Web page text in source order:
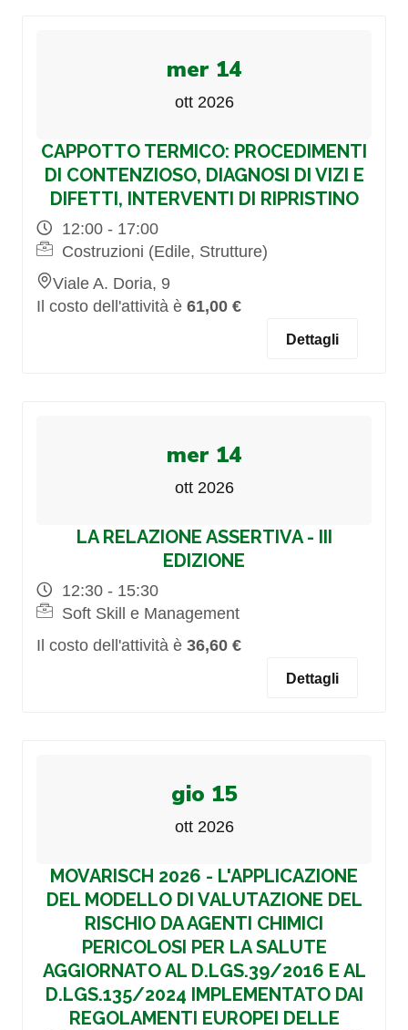
mer 14
ott 2026
CAPPOTTO TERMICO: PROCEDIMENTI
DI CONTENZIOSO, DIAGNOSI DI VIZI E
DIFETTI, INTERVENTI DI RIPRISTINO
12:00 - 17:00
Costruzioni (Edile, Strutture)
Viale A. Doria, 9
Il costo dell'attività è 61,00 €
Dettagli
mer 14
ott 2026
LA RELAZIONE ASSERTIVA - III
EDIZIONE
12:30 - 15:30
Soft Skill e Management
Il costo dell'attività è 36,60 €
Dettagli
gio 15
ott 2026
MOVARISCH 2026 - L'APPLICAZIONE
DEL MODELLO DI VALUTAZIONE DEL
RISCHIO DA AGENTI CHIMICI
PERICOLOSI PER LA SALUTE
AGGIORNATO AL D.LGS.39/2016 E AL
D.LGS.135/2024 IMPLEMENTATO DAI
REGOLAMENTI EUROPEI DELLE